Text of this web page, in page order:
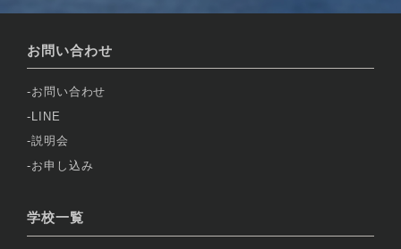
お問い合わせ
お問い合わせ
LINE
説明会
お申し込み
学校一覧